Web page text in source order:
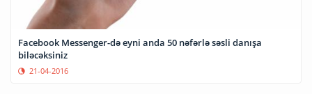
Facebook Messenger-də eyni anda 50 nəfərlə səsli danışa
biləcəksiniz
21-04-2016